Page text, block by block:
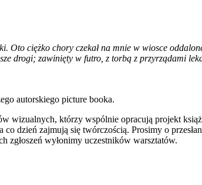
Oto ciężko chory czekał na mnie w wiosce
drogi; zawinięty w futro, z torbą z przyrządami
autorskiego picture booka.
wizualnych, którzy wspólnie opracują projekt
dzień zajmują się twórczością. Prosimy o
zgłoszeń wyłonimy uczestników warsztatów.